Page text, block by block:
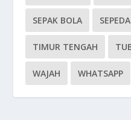
SEPAK BOLA
TIMUR TENGAH
WAJAH WHATSAPP